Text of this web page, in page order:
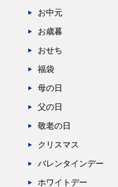
お中元
お歳暮
おせち
福袋
母の日
父の日
敬老の日
クリスマス
バレンタインデー
ホワイトデー